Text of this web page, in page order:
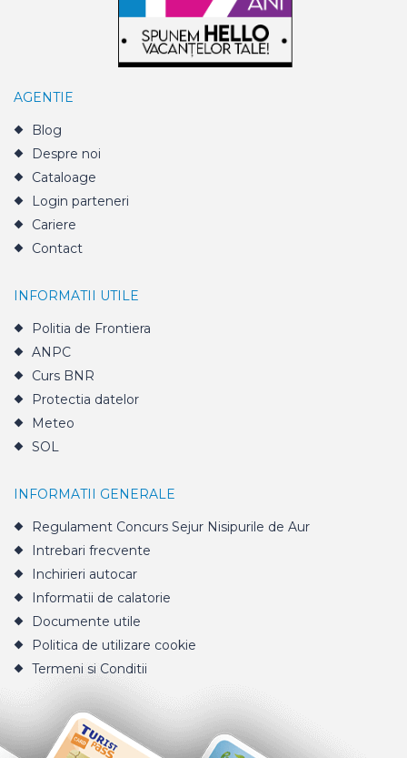
AGENTIE
Blog
Despre noi
Cataloage
Login parteneri
Cariere
Contact
INFORMATII UTILE
Politia de Frontiera
ANPC
Curs BNR
Protectia datelor
Meteo
SOL
INFORMATII GENERALE
Regulament Concurs Sejur Nisipurile de Aur
Intrebari frecvente
Inchirieri autocar
Informatii de calatorie
Documente utile
Politica de utilizare cookie
Termeni si Conditii